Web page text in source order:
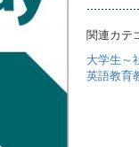
関連カテ
大学生～
英語教育